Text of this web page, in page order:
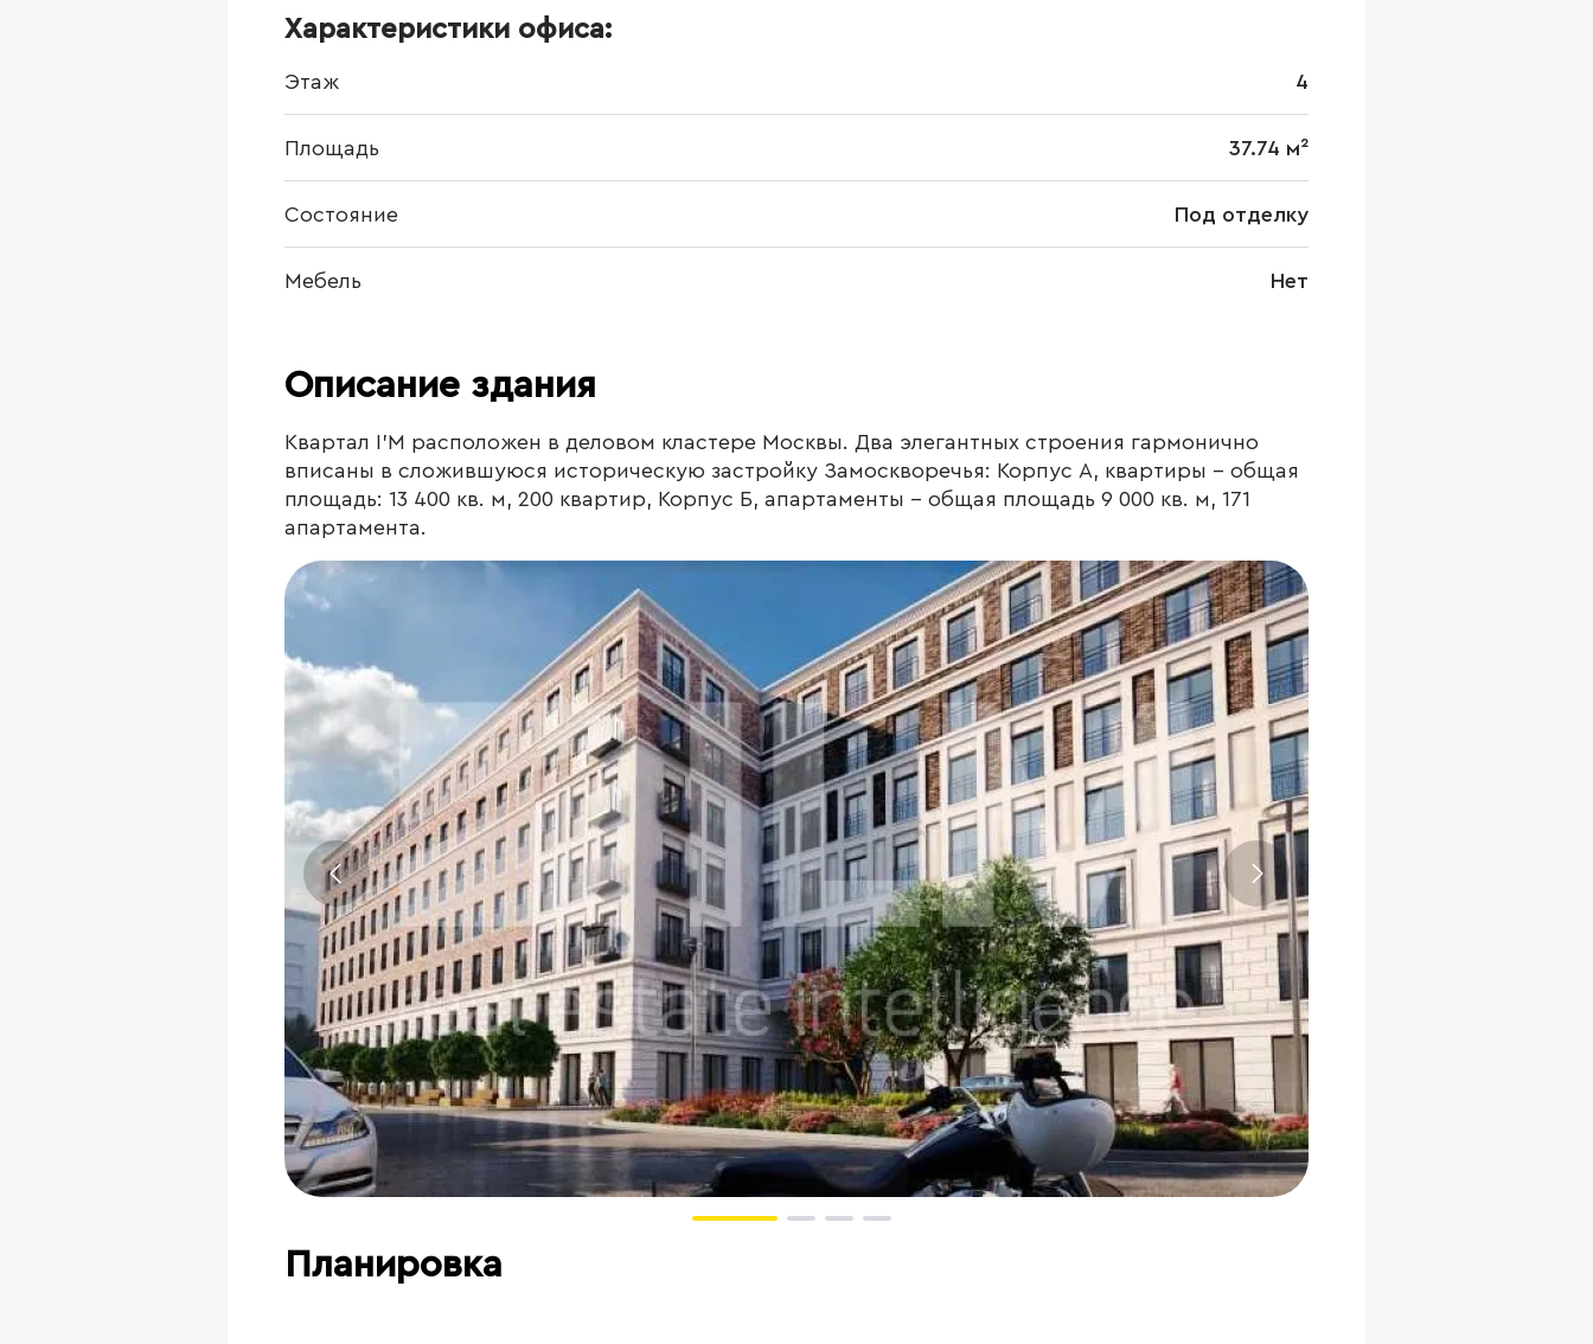
Характеристики офиса:
Этаж 4
Площадь 37.74 м²
Состояние Под отделку
Мебель Нет
Описание здания
Квартал I’M расположен в деловом кластере Москвы. Два элегантных строения гармонично
вписаны в сложившуюся историческую застройку Замоскворечья: Корпус А, квартиры - общая
площадь: 13 400 кв. м, 200 квартир, Корпус Б, апартаменты - общая площадь 9 000 кв. м, 171
апартамента.
Планировка